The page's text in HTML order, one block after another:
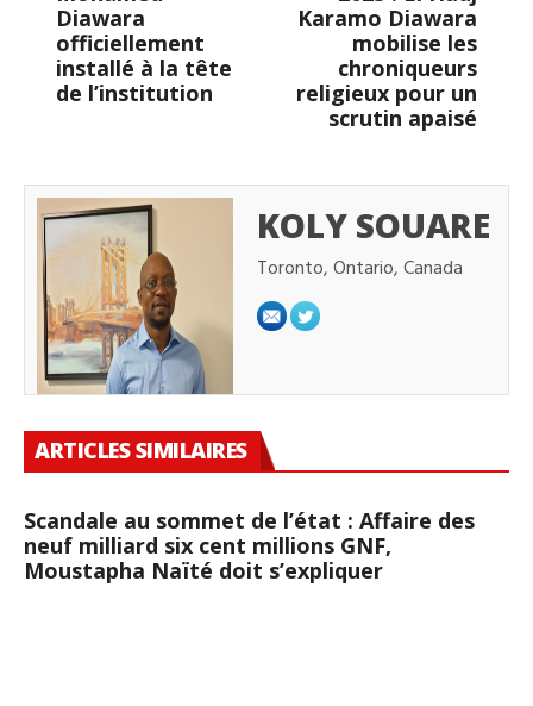
Diawara
officiellement
installé à la tête
de l’institution
Karamo Diawara
mobilise les
chroniqueurs
religieux pour un
scrutin apaisé
KOLY SOUARE
Toronto, Ontario, Canada
ARTICLES SIMILAIRES
Scandale au sommet de l’état : Affaire des
neuf milliard six cent millions GNF,
Moustapha Naïté doit s’expliquer